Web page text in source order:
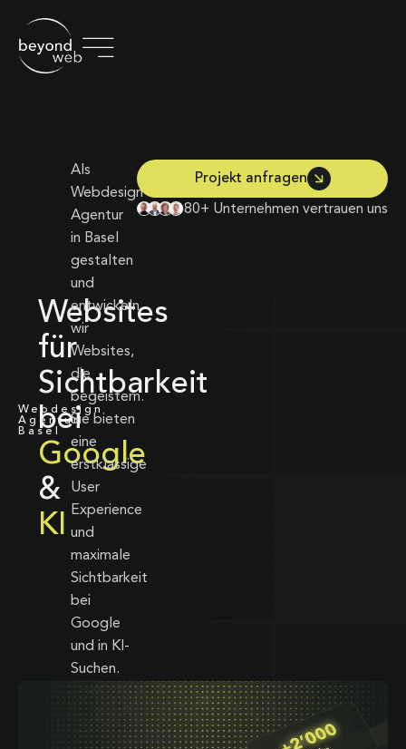
Webdesign
Agentur
Basel
Websites
für
Sichtbarkeit
bei
Google
&
KI
Als
Webdesign-
Agentur
in Basel
gestalten
und
entwickeln
wir
Websites,
die
begeistern.
Sie bieten
eine
erstklassige
User
Experience
und
maximale
Sichtbarkeit
bei
Google
und in KI-
Suchen.
Projekt anfragen
80+ Unternehmen vertrauen uns